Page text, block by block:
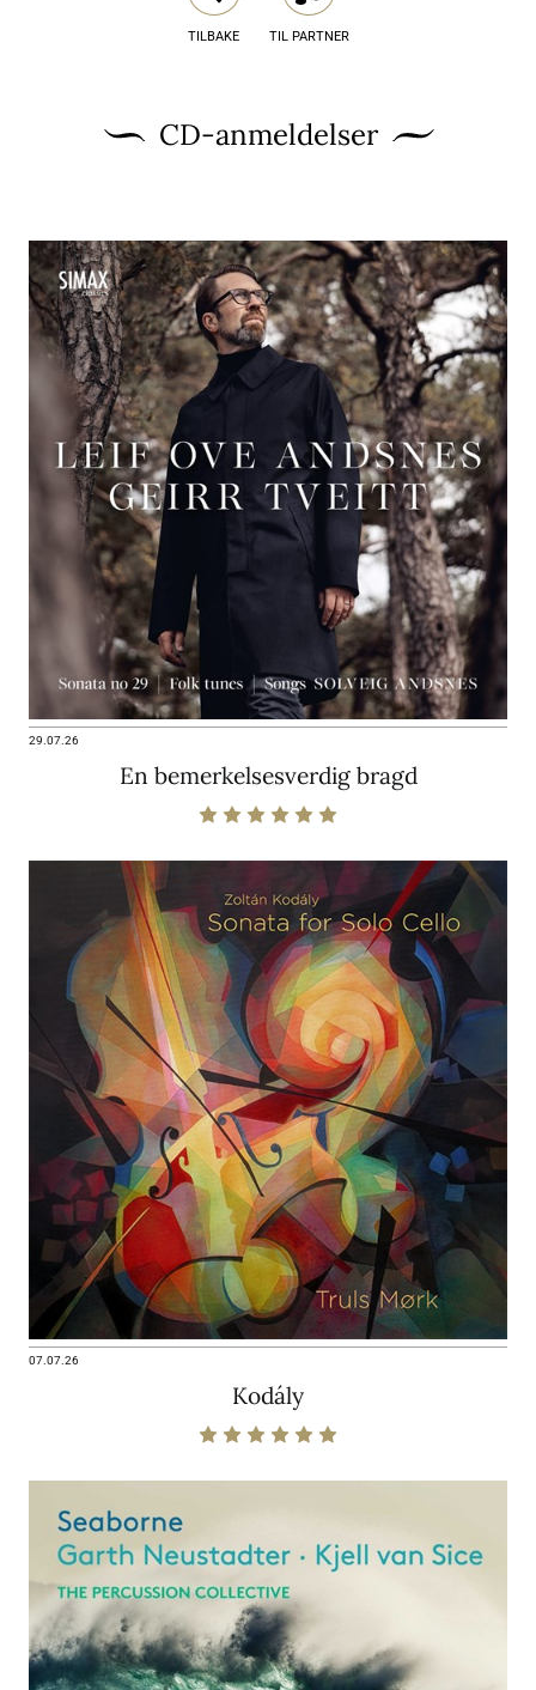
TILBAKE TIL PARTNER
CD-anmeldelser
29.07.26
En bemerkelsesverdig bragd
07.07.26
Kodály